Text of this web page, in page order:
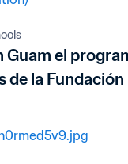
Guam el
de la Fundación